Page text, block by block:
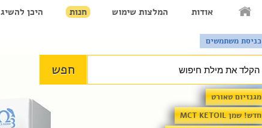
אודות המלצות שימוש חנות היכן להשיג
כניסת משתמשים
מגנזיום טאורט
חדש! שמן MCT KETOIL